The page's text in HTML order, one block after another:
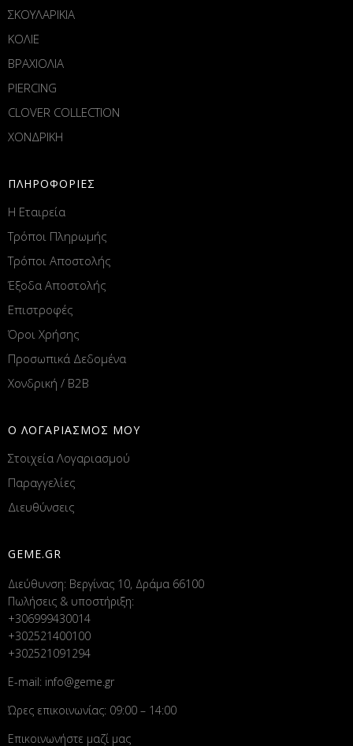
ΣΚΟΥΛΑΡΙΚΙΑ
ΚΟΛΙΕ
ΒΡΑΧΙΟΛΙΑ
PIERCING
CLOVER COLLECTION
ΧΟΝΔΡΙΚΗ
ΠΛΗΡΟΦΟΡΙΕΣ
Η Εταιρεία
Τρόποι Πληρωμής
Τρόποι Αποστολής
Έξοδα Αποστολής
Επιστροφές
Όροι Χρήσης
Προσωπικά Δεδομένα
Χονδρική / B2B
Ο ΛΟΓΑΡΙΑΣΜΟΣ ΜΟΥ
Στοιχεία Λογαριασμού
Παραγγελίες
Διευθύνσεις
GEME.GR
Διεύθυνση: Βεργίνας 10, Δράμα 66100
Πωλήσεις & υποστήριξη:
+306999430014
+302521400100
+302521091294
E-mail: info@geme.gr
Ώρες επικοινωνίας: 09:00 – 14:00
Επικοινωνήστε μαζί μας